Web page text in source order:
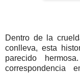
Dentro de la
conlleva, esta
parecido
correspondencia